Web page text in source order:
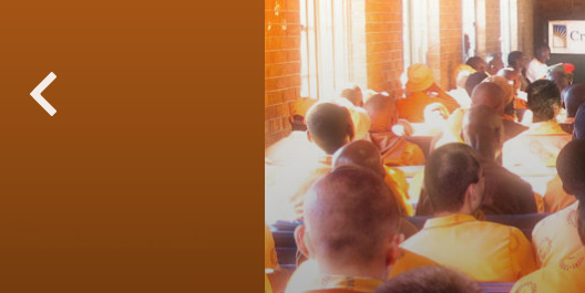
Dentro de una Iglesia
Los Principios Básicos de
Una Introducción a Dianética
Amor y Odio: ¿Qué es Grandeza?
Freewinds
Llevando